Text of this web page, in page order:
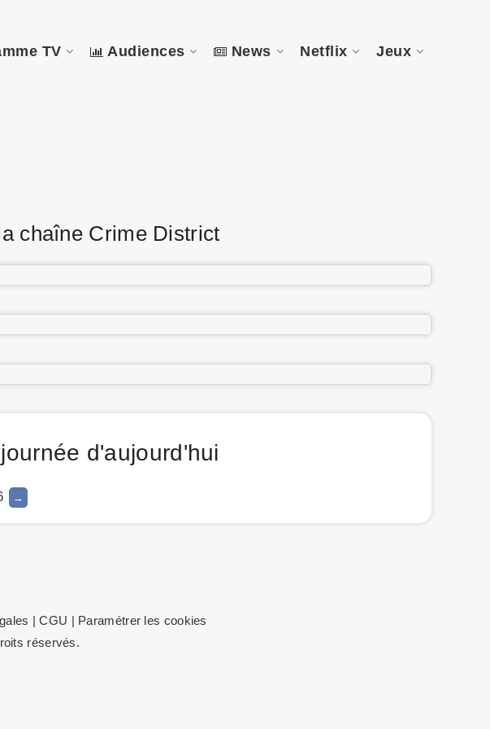
TV Audiences News Netflix Jeux
chaîne Crime District
d'aujourd'hui
| CGU | Paramétrer les cookies
réservés.